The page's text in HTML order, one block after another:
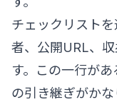
チェックリスト
者、公開URL、
す。この一行が
の引き継ぎがかな